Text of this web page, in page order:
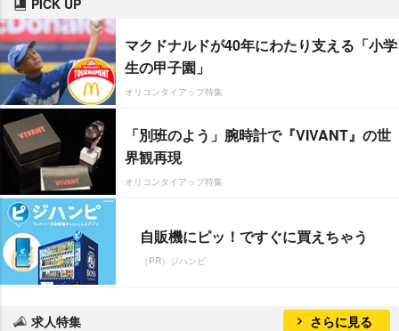
マクドナルドが40年にわたり支える「小学
生の甲子園」
オリコンタイアップ特集
「別班のよう」腕時計で『VIVANT』の世
界観再現
オリコンタイアップ特集
自販機にピッ！ですぐに買えちゃう
（PR）ジハンピ
求人特集 さらに見る